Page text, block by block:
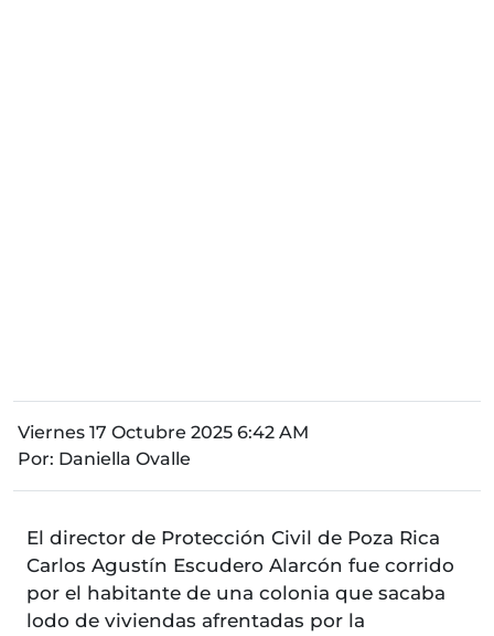
Viernes 17 Octubre 2025 6:42 AM
Por: Daniella Ovalle
El director de Protección Civil de Poza Rica
Carlos Agustín Escudero Alarcón fue corrido
por el habitante de una colonia que sacaba
lodo de viviendas afrentadas por la